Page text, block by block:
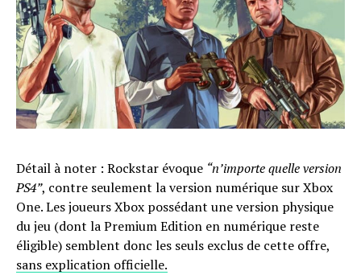
Détail à noter : Rockstar évoque “n’importe quelle version
PS4”, contre seulement la version numérique sur Xbox
One. Les joueurs Xbox possédant une version physique
du jeu (dont la Premium Edition en numérique reste
éligible) semblent donc les seuls exclus de cette offre,
sans explication officielle.